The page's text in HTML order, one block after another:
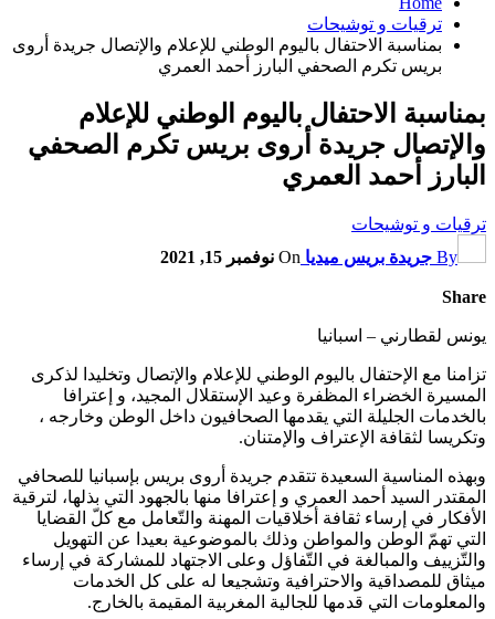
ترقيات و توشيحات
بمناسبة الاحتفال باليوم الوطني للإعلام والإتصال جريدة أروى
بريس تكرم الصحفي البارز أحمد العمري
بمناسبة الاحتفال باليوم الوطني للإعلام
والإتصال جريدة أروى بريس تكرم الصحفي
البارز أحمد العمري
ترقيات و توشيحات
By جريدة بريس ميديا On نوفمبر 15, 2021
Share
يونس لقطارني – اسبانيا
تزامنا مع الإحتفال باليوم الوطني للإعلام والإتصال وتخليدا لذكرى
المسيرة الخضراء المظفرة وعيد الإستقلال المجيد، و إعترافا
بالخدمات الجليلة التي يقدمها الصحافيون داخل الوطن وخارجه ،
وتكريسا لثقافة الإعتراف والإمتنان.
وبهذه المناسية السعيدة تتقدم جريدة أروى بريس بإسبانيا للصحافي
المقتدر السيد أحمد العمري و إعترافا منها بالجهود التي بذلها، لترقية
الأفكار في إرساء ثقافة أخلاقيات المهنة والتّعامل مع كلّ القضايا
التي تهمّ الوطن والمواطن وذلك بالموضوعية بعيدا عن التهويل
والتّزييف والمبالغة في التّفاؤل وعلى الاجتهاد للمشاركة في إرساء
ميثاق للمصداقية والاحترافية وتشجيعا له على كل الخدمات
والمعلومات التي قدمها للجالية المغربية المقيمة بالخارج.